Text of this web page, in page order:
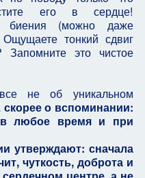
его в сердце!
биения (можно даже
тонкий сдвиг
Запомните это чистое
не об уникальном
скорее о вспоминании:
любое время и при
утверждают: сначала
чуткость, доброта и